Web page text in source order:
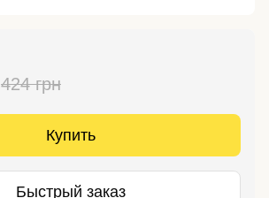
424 грн
Купить
Быстрый заказ